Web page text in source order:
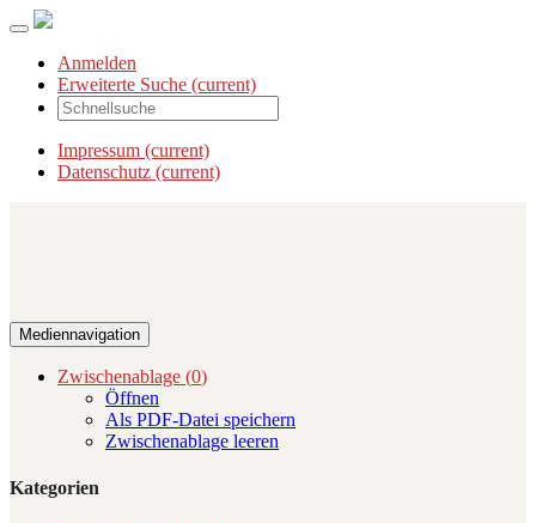
Anmelden
Erweiterte Suche (current)
Impressum (current)
Datenschutz (current)
Mediennavigation
Zwischenablage (0)
Öffnen
Als PDF-Datei speichern
Zwischenablage leeren
Kategorien